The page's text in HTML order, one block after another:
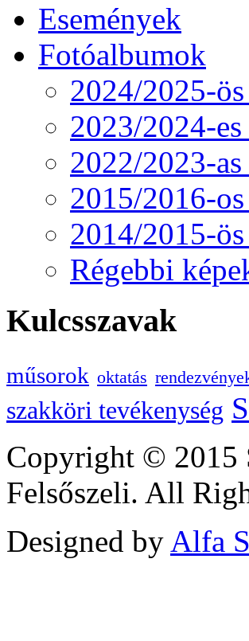
Események
Fotóalbumok
2024/2025-
2023/2024-
2022/2023-
2015/2016-
2014/2015-
Régebbi
Kulcsszavak
műsorok oktatás
szakköri tevékenység
Copyright © 2015
Felsőszeli. All
Designed by Alfa